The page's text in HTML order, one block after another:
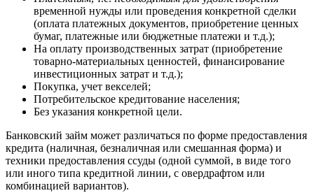
временной нужды или проведения конкретной сделки
(оплата платежных документов, приобретение ценных
бумаг, платежные или бюджетные платежи и т.д.);
На оплату производственных затрат (приобретение
товарно-материальных ценностей, финансирование
инвестиционных затрат и т.д.);
Покупка, учет векселей;
Потребительское кредитование населения;
Без указания конкретной цели.
Банковский займ может различаться по форме предоставления
кредита (наличная, безналичная или смешанная форма) и
техники предоставления ссуды (одной суммой, в виде того
или иного типа кредитной линии, с овердрафтом или
комбинацией вариантов).